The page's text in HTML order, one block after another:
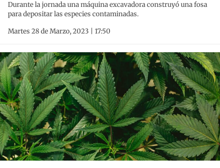
Durante la jornada una máquina excavadora construyó una fosa
para depositar las especies contaminadas.
Martes 28 de Marzo, 2023 | 17:50